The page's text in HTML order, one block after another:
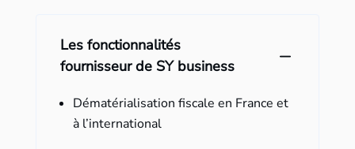
Les fonctionnalités
fournisseur de SY business
Dématérialisation fiscale en France et
à l’international